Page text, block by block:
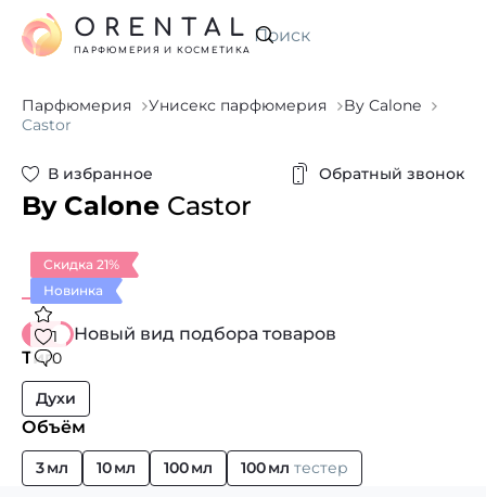
Искать
ORENTAL
ПАРФЮМЕРИЯ И КОСМЕТИКА
Парфюмерия Унисекс парфюмерия
By Calone
Castor
В избранное Обратный звонок
By Calone Castor
Скидка 21%
Новинка
1
0
Новый вид подбора товаров
Тип
Духи
Объём
3 мл 10 мл 100 мл 100 мл тестер